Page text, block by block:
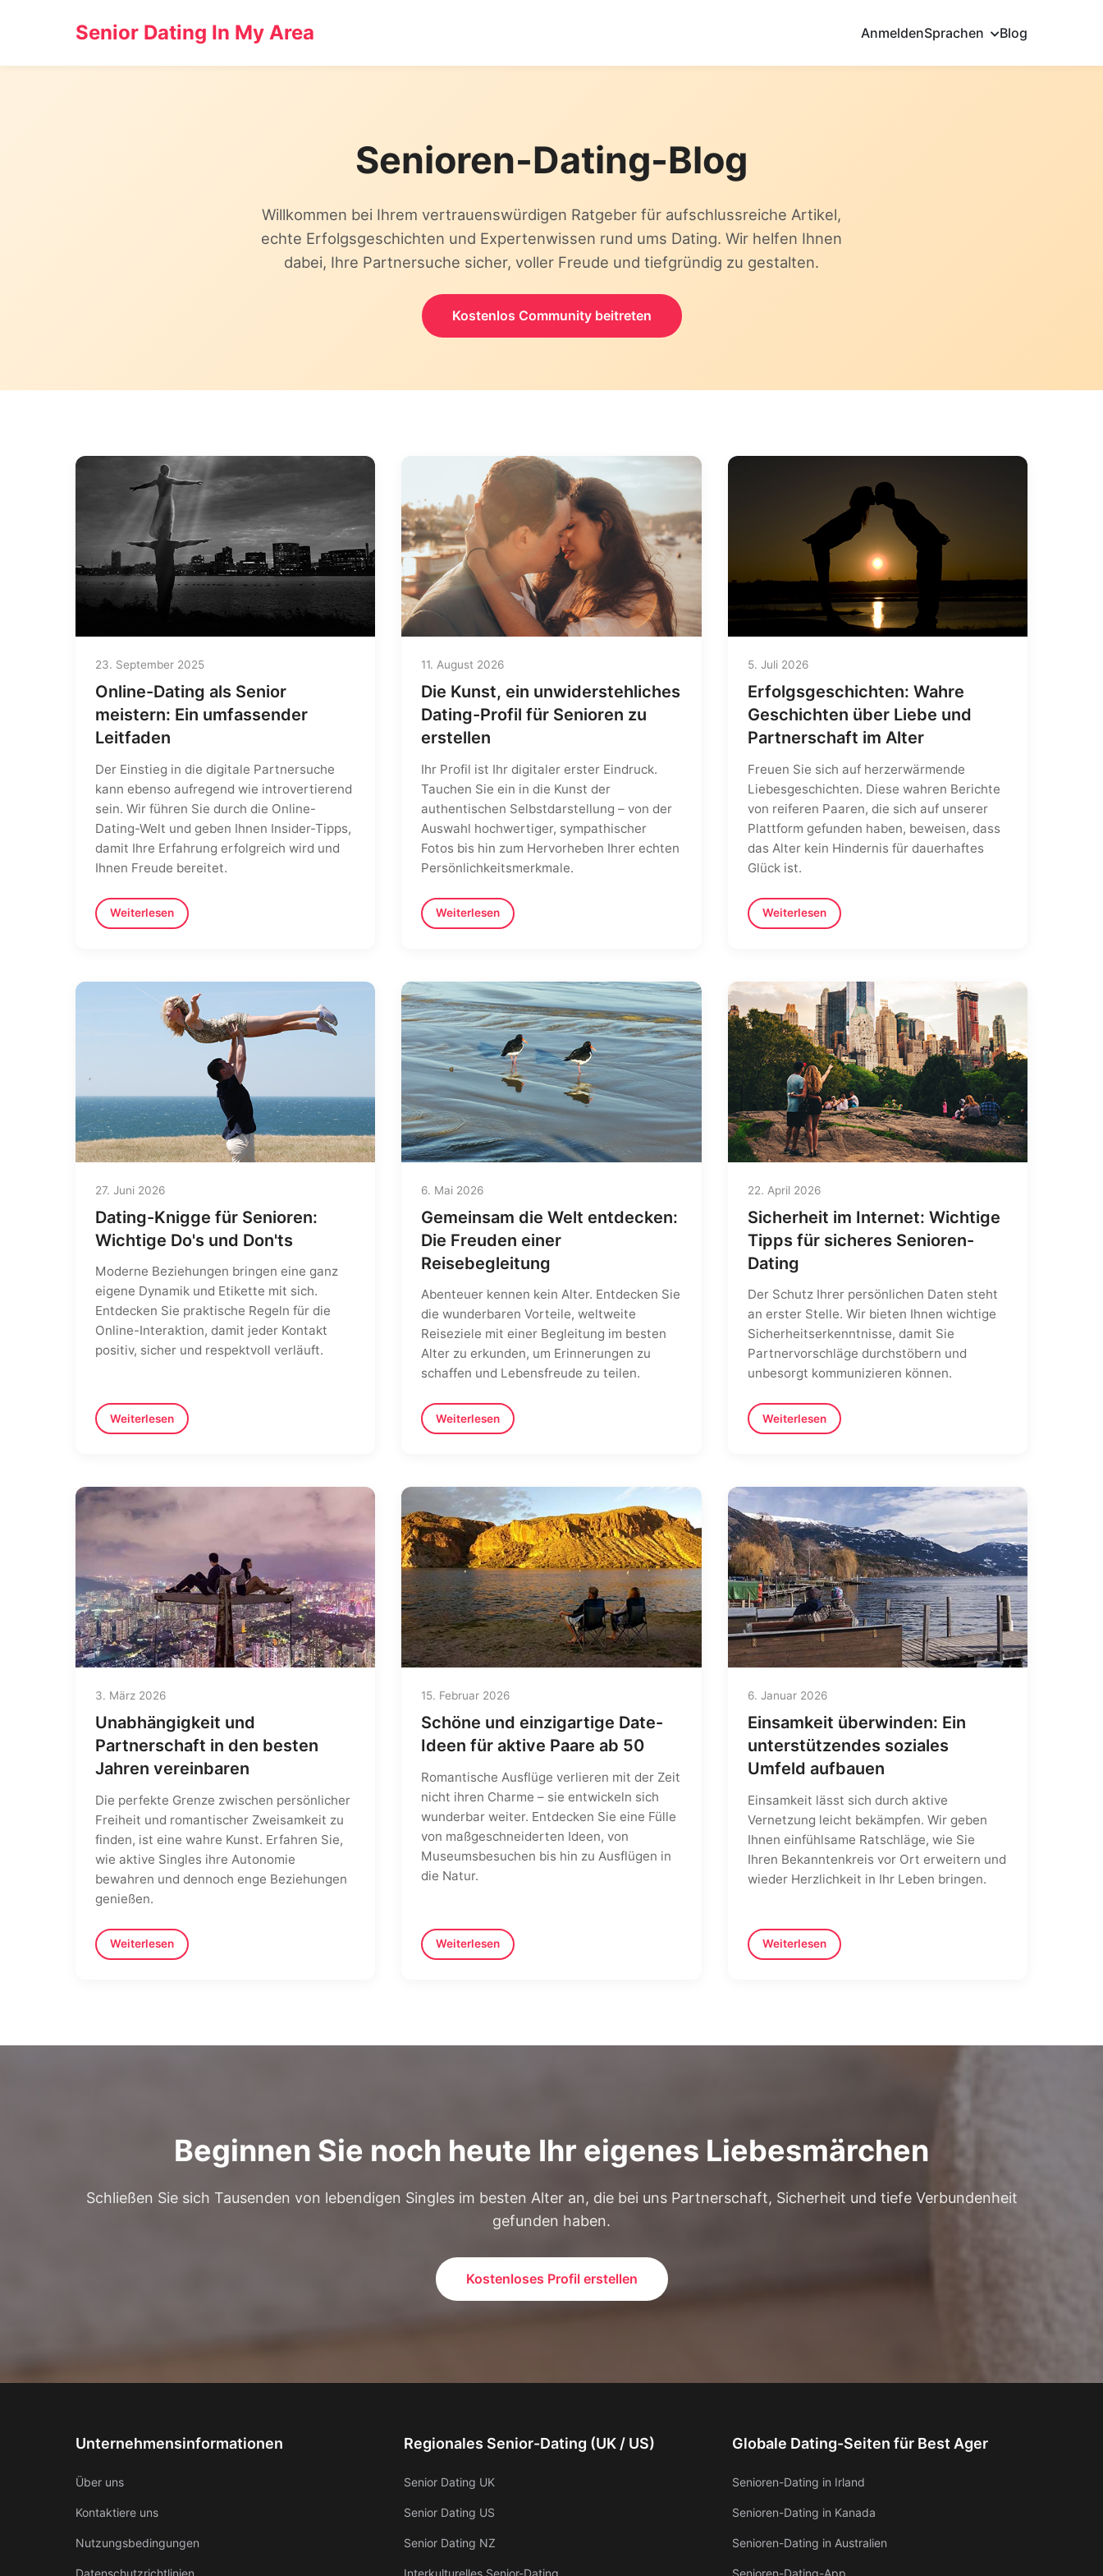
Senior Dating In My Area AnmeldenSprachen Blog
Senioren-Dating-Blog
Willkommen bei Ihrem vertrauenswürdigen Ratgeber für aufschlussreiche Artikel,
echte Erfolgsgeschichten und Expertenwissen rund ums Dating. Wir helfen Ihnen
dabei, Ihre Partnersuche sicher, voller Freude und tiefgründig zu gestalten.
Kostenlos Community beitreten
23. September 2025
Online-Dating als Senior
meistern: Ein umfassender
Leitfaden
Der Einstieg in die digitale Partnersuche
kann ebenso aufregend wie introvertierend
sein. Wir führen Sie durch die Online-
Dating-Welt und geben Ihnen Insider-Tipps,
damit Ihre Erfahrung erfolgreich wird und
Ihnen Freude bereitet.
Weiterlesen
11. August 2026
Die Kunst, ein unwiderstehliches
Dating-Profil für Senioren zu
erstellen
Ihr Profil ist Ihr digitaler erster Eindruck.
Tauchen Sie ein in die Kunst der
authentischen Selbstdarstellung – von der
Auswahl hochwertiger, sympathischer
Fotos bis hin zum Hervorheben Ihrer echten
Persönlichkeitsmerkmale.
Weiterlesen
5. Juli 2026
Erfolgsgeschichten: Wahre
Geschichten über Liebe und
Partnerschaft im Alter
Freuen Sie sich auf herzerwärmende
Liebesgeschichten. Diese wahren Berichte
von reiferen Paaren, die sich auf unserer
Plattform gefunden haben, beweisen, dass
das Alter kein Hindernis für dauerhaftes
Glück ist.
Weiterlesen
27. Juni 2026
Dating-Knigge für Senioren:
Wichtige Do's und Don'ts
Moderne Beziehungen bringen eine ganz
eigene Dynamik und Etikette mit sich.
Entdecken Sie praktische Regeln für die
Online-Interaktion, damit jeder Kontakt
positiv, sicher und respektvoll verläuft.
Weiterlesen
6. Mai 2026
Gemeinsam die Welt entdecken:
Die Freuden einer
Reisebegleitung
Abenteuer kennen kein Alter. Entdecken Sie
die wunderbaren Vorteile, weltweite
Reiseziele mit einer Begleitung im besten
Alter zu erkunden, um Erinnerungen zu
schaffen und Lebensfreude zu teilen.
Weiterlesen
22. April 2026
Sicherheit im Internet: Wichtige
Tipps für sicheres Senioren-
Dating
Der Schutz Ihrer persönlichen Daten steht
an erster Stelle. Wir bieten Ihnen wichtige
Sicherheitserkenntnisse, damit Sie
Partnervorschläge durchstöbern und
unbesorgt kommunizieren können.
Weiterlesen
3. März 2026
Unabhängigkeit und
Partnerschaft in den besten
Jahren vereinbaren
Die perfekte Grenze zwischen persönlicher
Freiheit und romantischer Zweisamkeit zu
finden, ist eine wahre Kunst. Erfahren Sie,
wie aktive Singles ihre Autonomie
bewahren und dennoch enge Beziehungen
genießen.
Weiterlesen
15. Februar 2026
Schöne und einzigartige Date-
Ideen für aktive Paare ab 50
Romantische Ausflüge verlieren mit der Zeit
nicht ihren Charme – sie entwickeln sich
wunderbar weiter. Entdecken Sie eine Fülle
von maßgeschneiderten Ideen, von
Museumsbesuchen bis hin zu Ausflügen in
die Natur.
Weiterlesen
6. Januar 2026
Einsamkeit überwinden: Ein
unterstützendes soziales
Umfeld aufbauen
Einsamkeit lässt sich durch aktive
Vernetzung leicht bekämpfen. Wir geben
Ihnen einfühlsame Ratschläge, wie Sie
Ihren Bekanntenkreis vor Ort erweitern und
wieder Herzlichkeit in Ihr Leben bringen.
Weiterlesen
Beginnen Sie noch heute Ihr eigenes Liebesmärchen
Schließen Sie sich Tausenden von lebendigen Singles im besten Alter an, die bei uns Partnerschaft, Sicherheit und tiefe Verbundenheit
gefunden haben.
Kostenloses Profil erstellen
Unternehmensinformationen
Über uns
Kontaktiere uns
Nutzungsbedingungen
Datenschutzrichtlinien
Regionales Senior-Dating (UK / US)
Senior Dating UK
Senior Dating US
Senior Dating NZ
Interkulturelles Senior-Dating
Globale Dating-Seiten für Best Ager
Senioren-Dating in Irland
Senioren-Dating in Kanada
Senioren-Dating in Australien
Senioren-Dating-App